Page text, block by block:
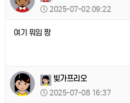
2025-07-02 09:22
여기 뭐임 짱
빚가프리오
2025-07-08 16:37